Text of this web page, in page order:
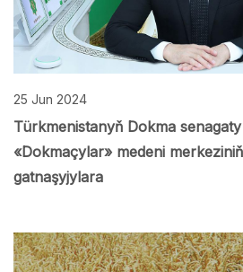
25 Jun 2024
Türkmenistanyň Dokma
«Dokmaçylar» medeni
gatnaşyjylara